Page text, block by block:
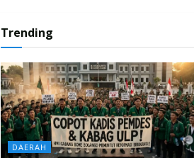
Trending
DAERAH